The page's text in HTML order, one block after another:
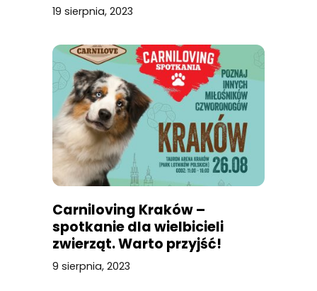
19 sierpnia, 2023
Carniloving Kraków –
spotkanie dla wielbicieli
zwierząt. Warto przyjść!
9 sierpnia, 2023